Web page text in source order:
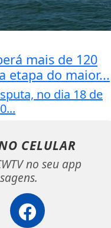
mais de 120
etapa do maior...
no dia 18 de
CELULAR
no seu app